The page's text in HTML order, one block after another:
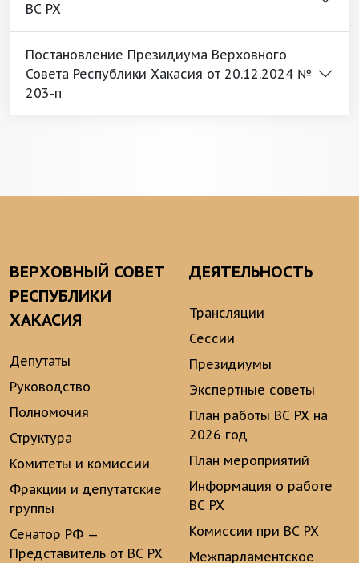
ВС РХ
Постановление Президиума Верховного
Совета Республики Хакасия от 20.12.2024 №
203-п
ВЕРХОВНЫЙ СОВЕТ
РЕСПУБЛИКИ
ХАКАСИЯ
Депутаты
Руководство
Полномочия
Структура
Комитеты и комиссии
Фракции и депутатские
группы
Сенатор РФ —
Представитель от ВС РХ
ДЕЯТЕЛЬНОСТЬ
Трансляции
Сессии
Президиумы
Экспертные советы
План работы ВС РХ на
2026 год
План мероприятий
Информация о работе
ВС РХ
Комиссии при ВС РХ
Межпарламентское